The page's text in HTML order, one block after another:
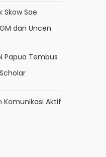
Skow Sae
dan Uncen
Papua Tembus
Komunikasi Aktif